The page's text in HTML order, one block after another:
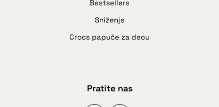
Bestsellers
Sniženje
Crocs papuče za decu
Pratite nas